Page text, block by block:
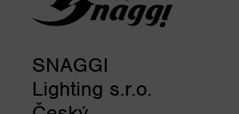
SNAGGI
Lighting s.r.o.